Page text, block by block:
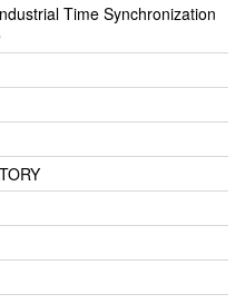
Time Synchronization